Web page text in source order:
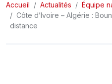
LIGUE 2
Accueil Actualités
Équipe
Côte d’Ivoire – Algérie :
distance